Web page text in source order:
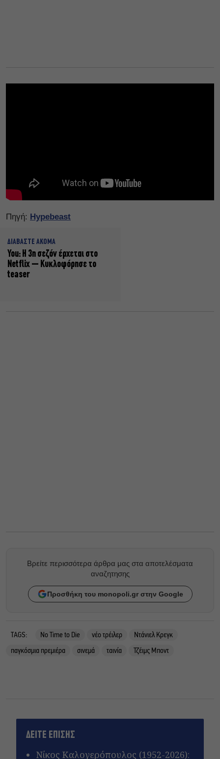
Πηγή: Hypebeast
ΔΙΑΒΑΣΤΕ ΑΚΟΜΑ
You: Η 3η σεζόν έρχεται στο
Netflix – Κυκλοφόρησε το
teaser
Βρείτε περισσότερα άρθρα μας στα αποτελέσματα
αναζητησης
Προσθήκη του monopoli.gr στην Google
TAGS: No Time to Die νέο τρέιλερ
Ντάνιελ Κρεγκ
παγκόσμια πρεμιέρα
σινεμά ταινία Τζέιμς Μποντ
ΔΕΙΤΕ ΕΠΙΣΗΣ
Nίκος Καλογερόπουλος (1952-2026):